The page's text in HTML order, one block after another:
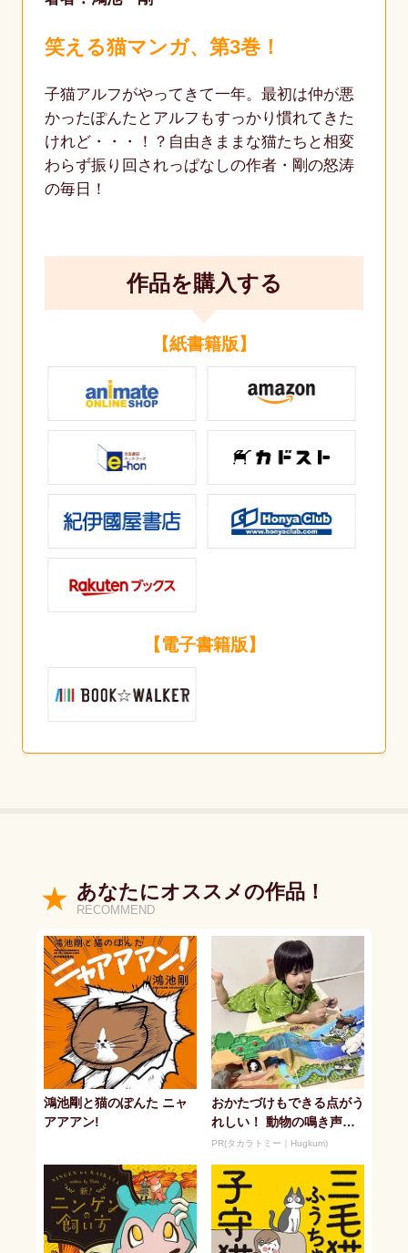
笑える猫マンガ、第3巻！
子猫アルフがやってきて一年。最初は仲が悪
かったぽんたとアルフもすっかり慣れてきた
けれど・・・！？自由きままな猫たちと相変
わらず振り回されっぱなしの作者・剛の怒涛
の毎日！
作品を購入する
【紙書籍版】
【電子書籍版】
あなたにオススメの作品！
RECOMMEND
鴻池剛と猫のぽんた ニャ
アアアン!
おかたづけもできる点がう
れしい！ 動物の鳴き声や
セリフが盛りだくさんの
PR(タカラトミー｜Hugkum)